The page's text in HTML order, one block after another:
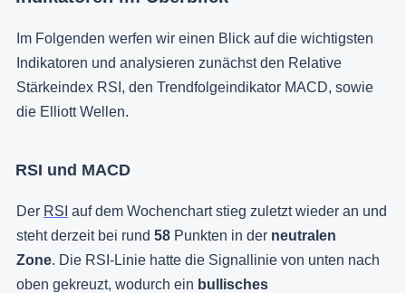
Im Folgenden werfen wir einen Blick auf die wichtigsten
Indikatoren und analysieren zunächst den Relative
Stärkeindex RSI, den Trendfolgeindikator MACD, sowie
die Elliott Wellen.
RSI und MACD
Der RSI auf dem Wochenchart stieg zuletzt wieder an und
steht derzeit bei rund 58 Punkten in der neutralen
Zone. Die RSI-Linie hatte die Signallinie von unten nach
oben gekreuzt, wodurch ein bullisches